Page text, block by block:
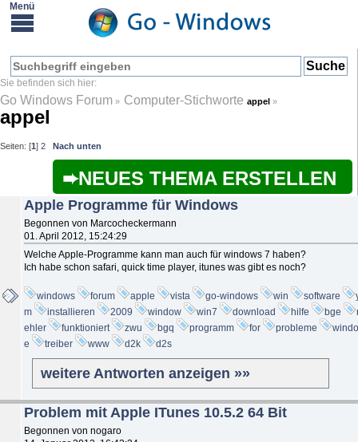
Go Windows Forum » Computer-Stichworteappel »
appel
Seiten: [1] 2 Nach unten
NEUES THEMA ERSTELLEN
Apple Programme für Windows
Begonnen von Marcocheckermann
01. April 2012, 15:24:29
Welche Apple-Programme kann man auch für windows 7 haben?
Ich habe schon safari, quick time player, itunes was gibt es noch?
windows forum apple vista go-windows win software
m
installieren 2009 window win7 download hilfe bge
ehler
funktioniert zwu bgq programm for probleme
e
treiber www d2k d2s
weitere Antworten anzeigen »»
Problem mit Apple ITunes 10.5.2 64 Bit
Begonnen von nogaro